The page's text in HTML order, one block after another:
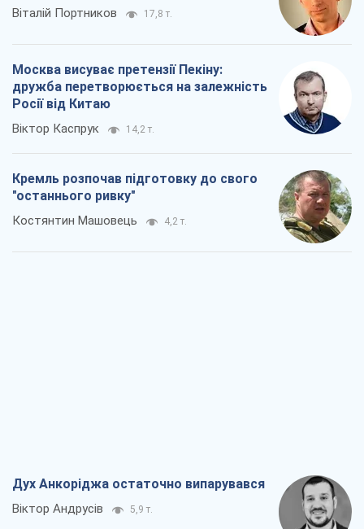
Віталій Портников 17,8 т.
Москва висуває претензії Пекіну:
дружба перетворюється на залежність
Росії від Китаю
Віктор Каспрук 14,2 т.
Кремль розпочав підготовку до свого
"останнього ривку"
Костянтин Машовець 4,2 т.
Дух Анкоріджа остаточно випарувався
Віктор Андрусів 5,9 т.